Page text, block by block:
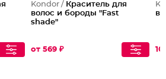
Kondor / Краситель для
волос и бороды "Fast
shade"
от 569 ₽